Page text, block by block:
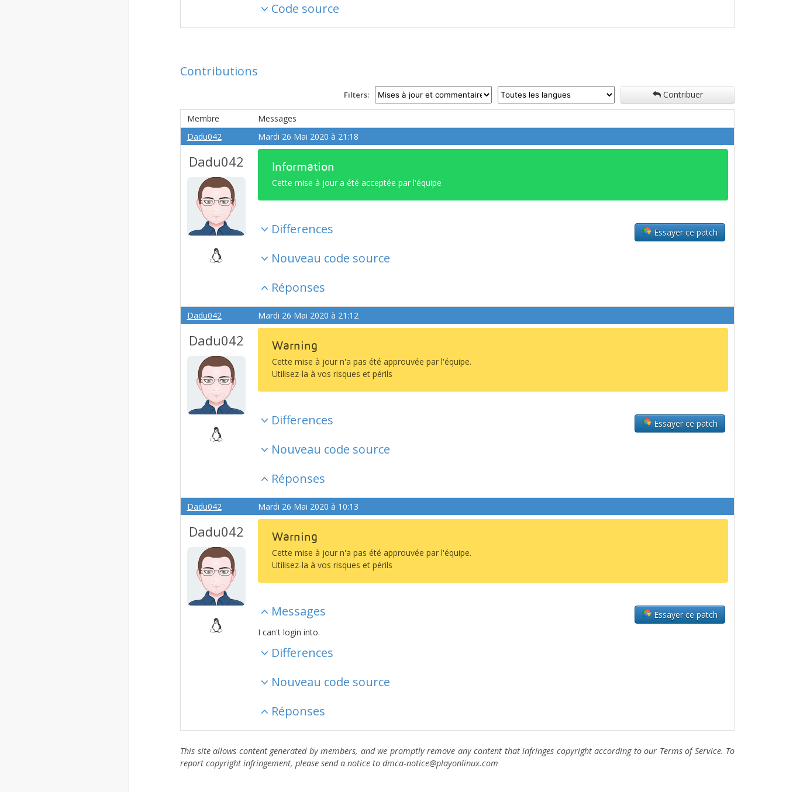
Code source
Contributions
Filters: Contribuer
Membre
Messages
Dadu042
Mardi 26 Mai 2020 à 21:18
Dadu042 Information
Cette mise à jour a été acceptée par l'équipe
Essayer ce patch
Differences
Nouveau code source
Réponses
Dadu042 Mardi 26 Mai 2020 à 21:12
Dadu042 Warning
Cette mise à jour n'a pas été approuvée par l'équipe.
Utilisez-la à vos risques et périls
Essayer ce patch
Differences
Nouveau code source
Réponses
Dadu042 Mardi 26 Mai 2020 à 10:13
Dadu042 Warning
Cette mise à jour n'a pas été approuvée par l'équipe.
Utilisez-la à vos risques et périls
Essayer ce patch
Messages
I can't login into.
Differences
Nouveau code source
Réponses
This site allows content generated by members, and we promptly remove any content that infringes copyright according to our Terms of Service. To
report copyright infringement, please send a notice to dmca-notice@playonlinux.com